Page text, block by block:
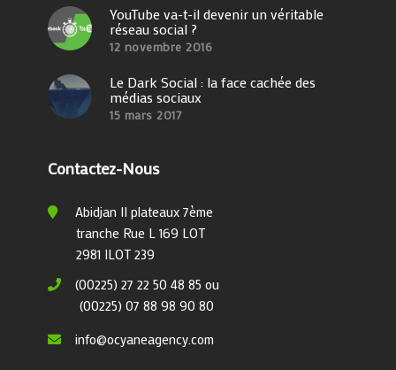
YouTube va-t-il devenir un véritable
réseau social ?
12 novembre 2016
Le Dark Social : la face cachée des
médias sociaux
15 mars 2017
Contactez-Nous
Abidjan II plateaux 7ème
tranche Rue L 169 LOT
2981 ILOT 239
(00225) 27 22 50 48 85 ou
(00225) 07 88 98 90 80
info@ocyaneagency.com